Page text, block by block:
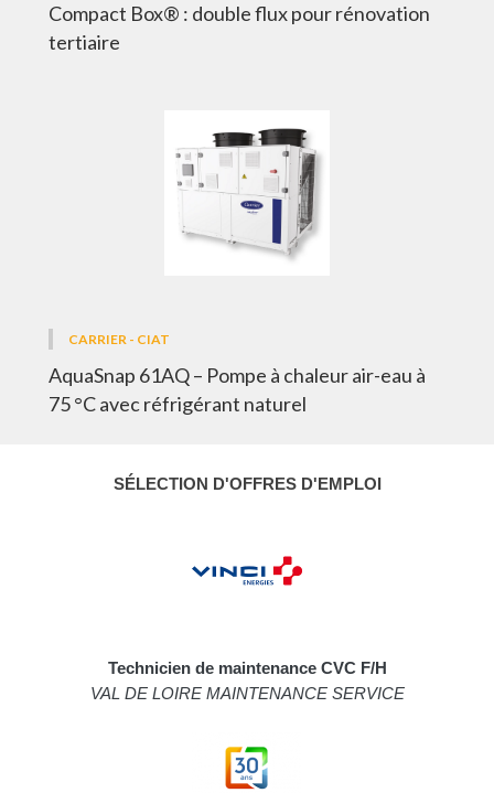
Compact Box® : double flux pour rénovation
tertiaire
CARRIER - CIAT
AquaSnap 61AQ – Pompe à chaleur air-eau à
75 °C avec réfrigérant naturel
SÉLECTION D'OFFRES D'EMPLOI
Technicien de maintenance CVC F/H
VAL DE LOIRE MAINTENANCE SERVICE